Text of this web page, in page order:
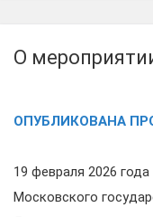
О
ОПУБЛИКОВАНА
19 февраля 2026
Московского